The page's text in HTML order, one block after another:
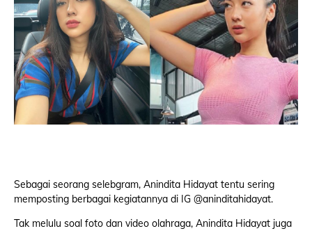
Sebagai seorang selebgram, Anindita Hidayat tentu sering
memposting berbagai kegiatannya di IG @aninditahidayat.
Tak melulu soal foto dan video olahraga, Anindita Hidayat juga